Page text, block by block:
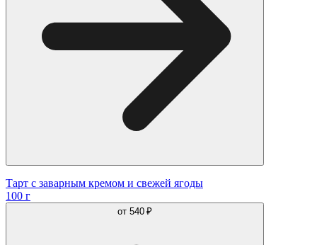
Тарт с заварным кремом и свежей ягоды
100 г
от 540 ₽